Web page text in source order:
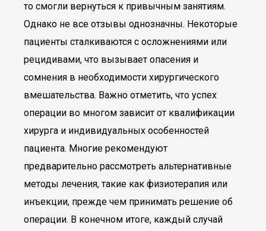
то смогли вернуться к привычным занятиям.
Однако не все отзывы однозначны. Некоторые
пациенты сталкиваются с осложнениями или
рецидивами, что вызывает опасения и
сомнения в необходимости хирургического
вмешательства. Важно отметить, что успех
операции во многом зависит от квалификации
хирурга и индивидуальных особенностей
пациента. Многие рекомендуют
предварительно рассмотреть альтернативные
методы лечения, такие как физиотерапия или
инъекции, прежде чем принимать решение об
операции. В конечном итоге, каждый случай